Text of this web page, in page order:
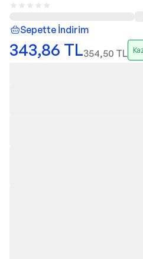
Sepette İndirim
343,86 TL354,50 TL